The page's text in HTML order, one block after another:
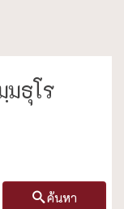
มธุโร
ค้นหา